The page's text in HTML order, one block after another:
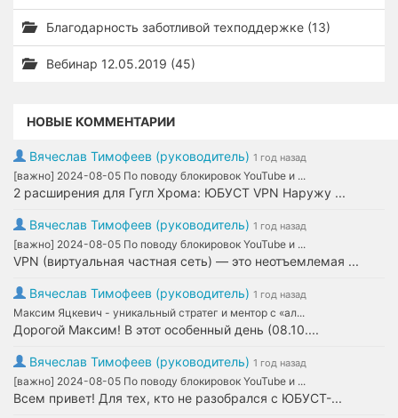
Благодарность заботливой техподдержке (13)
Вебинар 12.05.2019 (45)
НОВЫЕ КОММЕНТАРИИ
Вячеслав Тимофеев (руководитель) 1 год назад
[важно] 2024-08-05 По поводу блокировок YouTube и ...
2 расширения для Гугл Хрома: ЮБУСТ VPN Наружу ...
Вячеслав Тимофеев (руководитель) 1 год назад
[важно] 2024-08-05 По поводу блокировок YouTube и ...
VPN (виртуальная частная сеть) — это неотъемлемая ...
Вячеслав Тимофеев (руководитель) 1 год назад
Максим Яцкевич - уникальный стратег и ментор с «ал...
Дорогой Максим! В этот особенный день (08.10....
Вячеслав Тимофеев (руководитель) 1 год назад
[важно] 2024-08-05 По поводу блокировок YouTube и ...
Всем привет! Для тех, кто не разобрался с ЮБУСТ-...